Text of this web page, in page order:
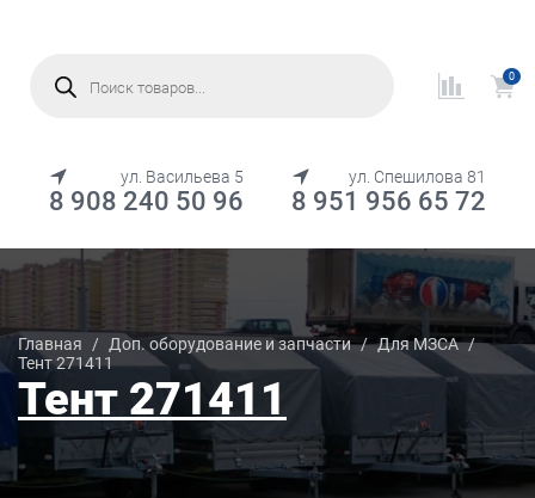
ул. Васильева 5
8 908 240 50 96
ул. Спешилова 81
8 951 956 65 72
0
Главная / Доп. оборудование и запчасти / Для МЗСА /
Тент 271411
Тент 271411